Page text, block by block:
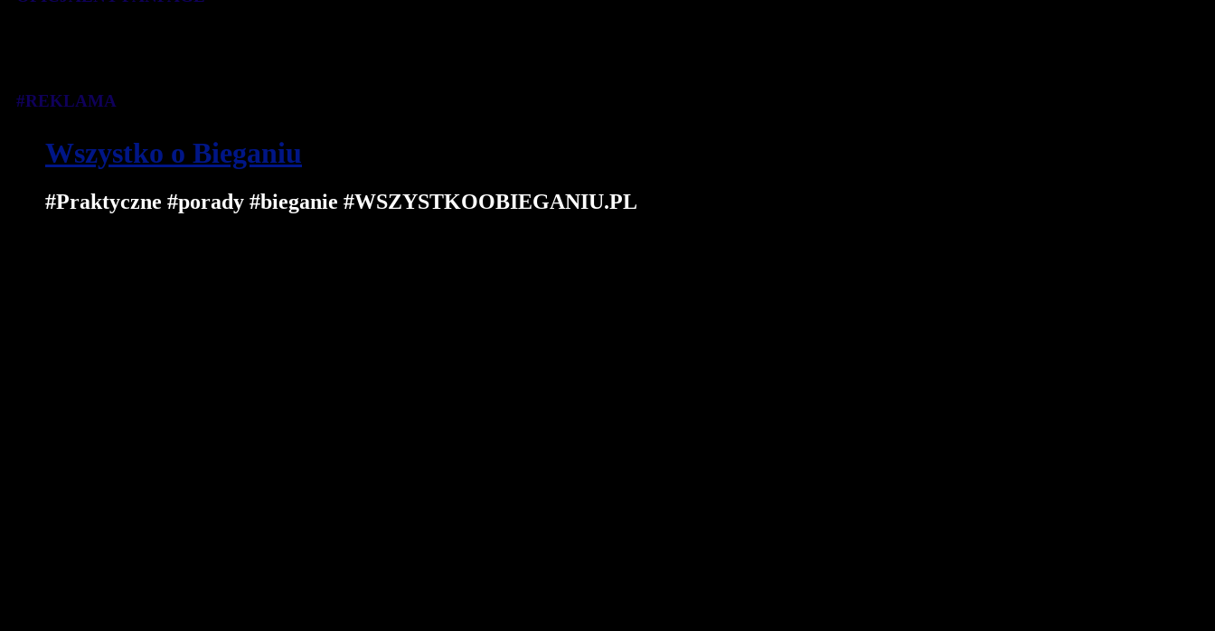
Wszystko o Bieganiu
#Praktyczne #porady #bieganie #WSZYSTKOOBIEGANIU.PL
#REKLAMA